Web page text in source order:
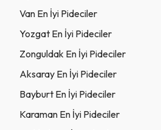
Van En İyi Pideciler
Yozgat En İyi Pideciler
Zonguldak En İyi Pideciler
Aksaray En İyi Pideciler
Bayburt En İyi Pideciler
Karaman En İyi Pideciler